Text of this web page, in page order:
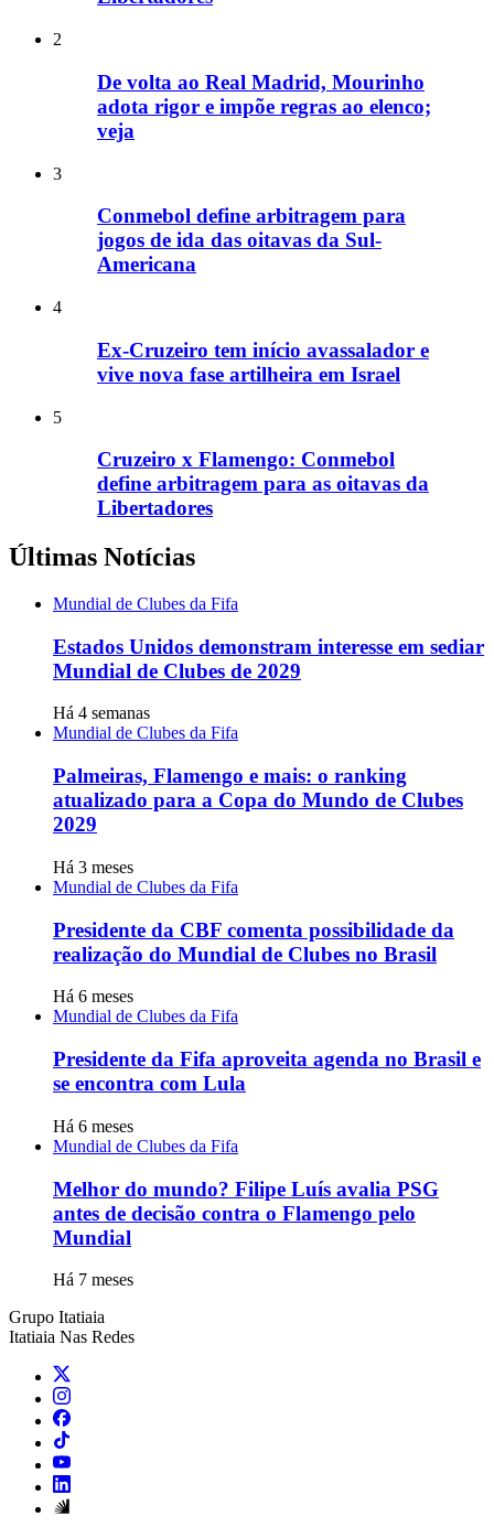
2
De volta ao Real Madrid, Mourinho
adota rigor e impõe regras ao elenco;
veja
3
Conmebol define arbitragem para
jogos de ida das oitavas da Sul-
Americana
4
Ex-Cruzeiro tem início avassalador e
vive nova fase artilheira em Israel
5
Cruzeiro x Flamengo: Conmebol
define arbitragem para as oitavas da
Libertadores
Últimas Notícias
Mundial de Clubes da Fifa
Estados Unidos demonstram interesse em sediar
Mundial de Clubes de 2029
Há 4 semanas
Mundial de Clubes da Fifa
Palmeiras, Flamengo e mais: o ranking
atualizado para a Copa do Mundo de Clubes
2029
Há 3 meses
Mundial de Clubes da Fifa
Presidente da CBF comenta possibilidade da
realização do Mundial de Clubes no Brasil
Há 6 meses
Mundial de Clubes da Fifa
Presidente da Fifa aproveita agenda no Brasil e
se encontra com Lula
Há 6 meses
Mundial de Clubes da Fifa
Melhor do mundo? Filipe Luís avalia PSG
antes de decisão contra o Flamengo pelo
Mundial
Há 7 meses
Grupo Itatiaia
Itatiaia Nas Redes